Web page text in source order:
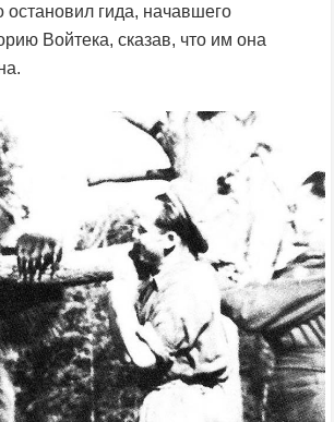
остановил гида, начавшего
Войтека, сказав, что им она